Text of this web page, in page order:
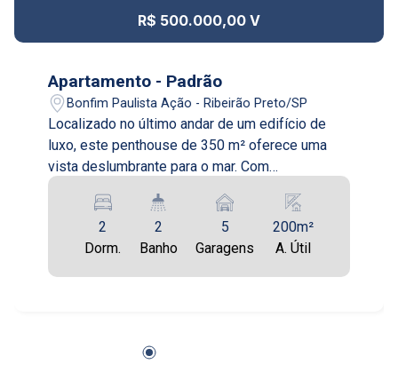
R$ 500.000,00 V
Apartamento - Padrão
Bonfim Paulista Ação - Ribeirão Preto/SP
Localizado no último andar de um edifício de
luxo, este penthouse de 350 m² oferece uma
vista deslumbrante para o mar. Com
acabamentos de alta qualidade, o apartamento
possui três suítes, uma sala de estar/jantar com
janelas do chão ao teto, e uma cozinha equipada
com os mais modernos eletrodomésticos. A
grande atração é o amplo terraço que envolve a
2
Dorm.
2
Banho
5
Garagens
200m²
A. Útil